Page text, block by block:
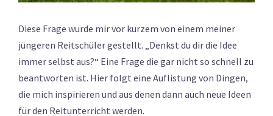
Diese Frage wurde mir vor kurzem von einem meiner
jüngeren Reitschüler gestellt. „Denkst du dir die Idee
immer selbst aus?“ Eine Frage die gar nicht so schnell zu
beantworten ist. Hier folgt eine Auflistung von Dingen,
die mich inspirieren und aus denen dann auch neue Ideen
für den Reitunterricht werden.